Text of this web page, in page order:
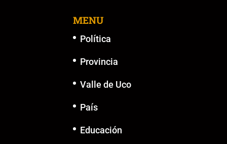
MENU
Política
Provincia
Valle de Uco
País
Educación